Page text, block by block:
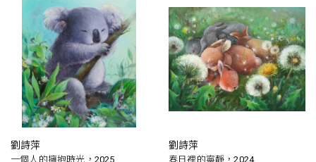
劉詩萍
一個人的擁抱時光，2025
劉詩萍
春日裡的寧靜，2024